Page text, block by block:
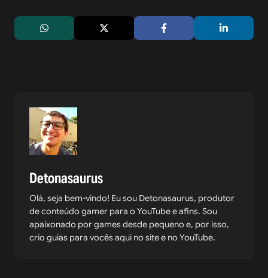
Detonasaurus
Olá, seja bem-vindo! Eu sou Detonasaurus, produtor
de conteúdo gamer para o YouTube e afins. Sou
apaixonado por games desde pequeno e, por isso,
crio guias para vocês aqui no site e no YouTube.